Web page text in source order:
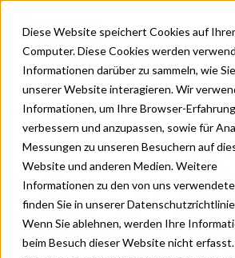
Diese Website speichert Cookies auf
Computer. Diese Cookies werden
Informationen darüber zu sammeln, wie
unserer Website interagieren. Wir
Informationen, um Ihre Browser-
verbessern und anzupassen, sowie für
Messungen zu unseren Besuchern auf
Website und anderen Medien. Weitere
Informationen zu den von uns
finden Sie in unserer
Wenn Sie ablehnen, werden Ihre
beim Besuch dieser Website nicht erfasst.
Standorte
Dienstleistungen
Sortiment
Magazin